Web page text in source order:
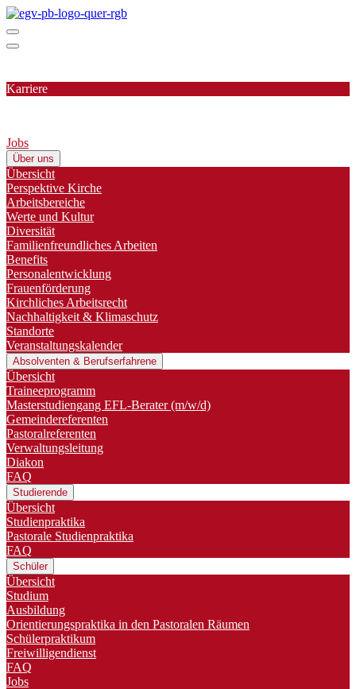
Karriere
Jobs
Über uns
Übersicht
Perspektive Kirche
Arbeitsbereiche
Werte und Kultur
Diversität
Familienfreundliches Arbeiten
Benefits
Personalentwicklung
Frauenförderung
Kirchliches Arbeitsrecht
Nachhaltigkeit & Klimaschutz
Standorte
Veranstaltungskalender
Absolventen & Berufserfahrene
Übersicht
Traineeprogramm
Master­studiengang EFL-Berater (m/w/d)
Gemeindereferenten
Pastoralreferenten
Verwaltungsleitung
Diakon
FAQ
Studierende
Übersicht
Studienpraktika
Pastorale Studienpraktika
FAQ
Schüler
Übersicht
Studium
Ausbildung
Orientierungspraktika in den Pastoralen Räumen
Schülerpraktikum
Freiwilligendienst
FAQ
Jobs